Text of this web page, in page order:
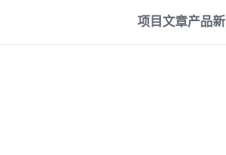
项目文章产品